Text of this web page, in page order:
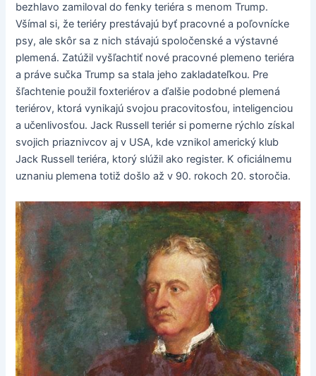
bezhlavo zamiloval do fenky teriéra s menom Trump.
Všímal si, že teriéry prestávajú byť pracovné a poľovnícke
psy, ale skôr sa z nich stávajú spoločenské a výstavné
plemená. Zatúžil vyšľachtiť nové pracovné plemeno teriéra
a práve sučka Trump sa stala jeho zakladateľkou. Pre
šľachtenie použil foxteriérov a ďalšie podobné plemená
teriérov, ktorá vynikajú svojou pracovitosťou, inteligenciou
a učenlivosťou. Jack Russell teriér si pomerne rýchlo získal
svojich priaznivcov aj v USA, kde vznikol americký klub
Jack Russell teriéra, ktorý slúžil ako register. K oficiálnemu
uznaniu plemena totiž došlo až v 90. rokoch 20. storočia.